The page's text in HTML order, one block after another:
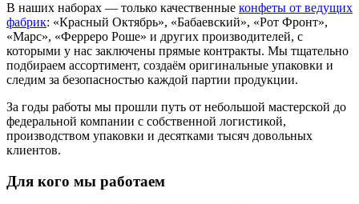
В наших наборах — только качественные конфеты от ведущих
фабрик: «Красный Октябрь», «Бабаевский», «Рот Фронт»,
«Марс», «Ферреро Роше» и других производителей, с
которыми у нас заключены прямые контракты. Мы тщательно
подбираем ассортимент, создаём оригинальные упаковки и
следим за безопасностью каждой партии продукции.
За годы работы мы прошли путь от небольшой мастерской до
федеральной компании с собственной логистикой,
производством упаковки и десятками тысяч довольных
клиентов.
Для кого мы работаем